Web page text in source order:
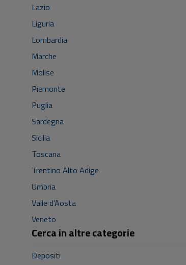
Lazio
Liguria
Lombardia
Marche
Molise
Piemonte
Puglia
Sardegna
Sicilia
Toscana
Trentino Alto Adige
Umbria
Valle d'Aosta
Veneto
Cerca in altre categorie
Depositi